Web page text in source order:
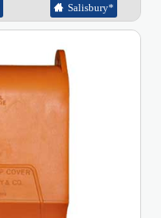
Salisbury*